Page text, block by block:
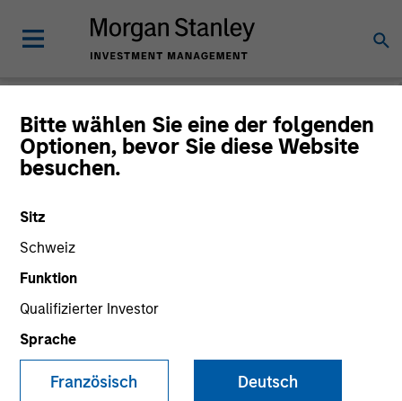
Bitte wählen Sie eine der folgenden
Optionen, bevor Sie diese Website
besuchen.
Sitz
Schweiz
Funktion
Qualifizierter Investor
Sprache
Französisch Deutsch
Morgan Stanley
Investment Funds
Dieses Dokument ist ein Marketingdokument.